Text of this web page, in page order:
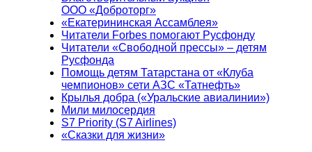
ООО «Доброторг»
«Екатерининская Ассамблея»
Читатели Forbes помогают Русфонду
Читатели «Свободной прессы» – детям
Русфонда
Помощь детям Татарстана от «Клуба
чемпионов» сети АЗС «Татнефть»
Крылья добра («Уральские авиалинии»)
Мили милосердия
S7 Priority (S7 Airlines)
«Сказки для жизни»